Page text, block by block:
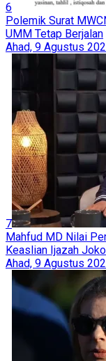
6
Polemik Surat
UMM Tetap Berjalan
Ahad, 9 Agustus
7
Mahfud MD Nilai
Keaslian Ijazah
Ahad, 9 Agustus